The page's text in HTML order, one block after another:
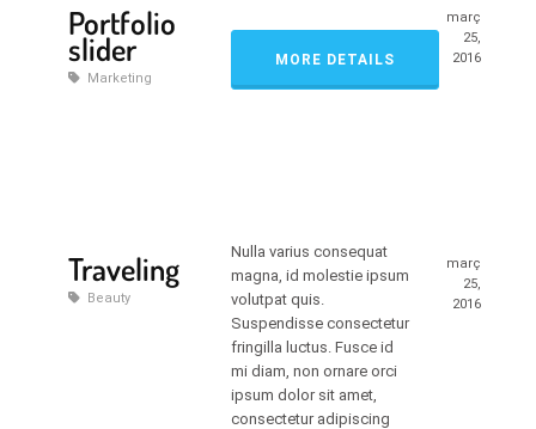
Portfolio
slider
Marketing
març
25,
2016
MORE DETAILS
Traveling
Beauty
març
25,
2016
Nulla varius consequat
magna, id molestie ipsum
volutpat quis.
Suspendisse consectetur
fringilla luctus. Fusce id
mi diam, non ornare orci
ipsum dolor sit amet,
consectetur adipiscing